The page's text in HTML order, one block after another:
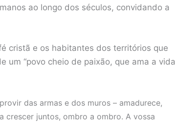
ao longo dos séculos, convidando a
cristã e os habitantes dos territórios que
um “povo cheio de paixão, que ama a vida
das armas e dos muros – amadurece,
crescer juntos, ombro a ombro. A vossa